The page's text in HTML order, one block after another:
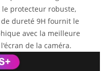
protecteur robuste,
dureté 9H fournit le
avec la meilleure
de la caméra.